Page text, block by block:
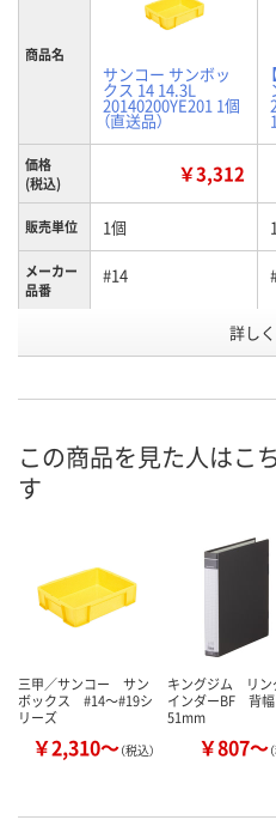
商品名
サンコー サンボッ
クス 14 14.3L
20140200YE201 1個
（直送品）
価格
(税込)
￥3,312
販売単位 1個
メーカー
品番
#14
号
数量
カゴへ
詳し
この商品を見た人はこ
す
三甲／サンコー サン
ボックス #14～#19シ
リーズ
￥2,310～（税込）
キングジム リン
インダーBF 背幅
51mm
￥807～